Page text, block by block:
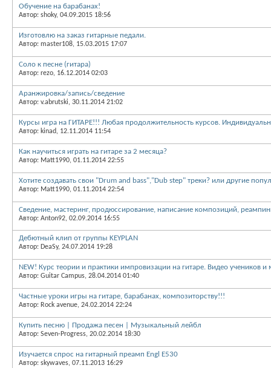
Обучение на барабанах!
Автор: shoky, 04.09.2015 18:56
Изготовлю на заказ гитарные педали.
Автор: master108, 15.03.2015 17:07
Соло к песне (гитара)
Автор: rezo, 16.12.2014 02:03
Аранжировка/запись/сведение
Автор: v.abrutski, 30.11.2014 21:02
Курсы игра на ГИТАРЕ!!! Любая продолжительность курсов.
Автор: kinad, 12.11.2014 11:54
Как научиться играть на гитаре за 2 месяца?
Автор: Matt1990, 01.11.2014 22:55
Хотите создавать свои "Drum and bass","Dub step" треки? или другие
Автор: Matt1990, 01.11.2014 22:54
Сведение, мастеринг, продюссирование, написание композиций,
Автор: Anton92, 02.09.2014 16:55
Дебютный клип от группы KEYPLAN
Автор: DeaSy, 24.07.2014 19:28
NEW! Курс теории и практики импровизации на гитаре. Видео учеников и
Автор: Guitar Campus, 28.04.2014 01:40
Частные уроки игры на гитаре, барабанах, композиторству!!!
Автор: Rock avenue, 24.02.2014 22:24
Купить песню | Продажа песен | Музыкальный лейбл
Автор: Seven-Progress, 20.02.2014 18:30
Изучается спрос на гитарный преамп Engl E530
Автор: skywaves, 07.11.2013 16:29